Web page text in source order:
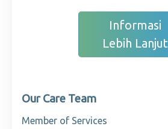
Informasi
Lebih Lanjut
Our Care Team
Member of Services